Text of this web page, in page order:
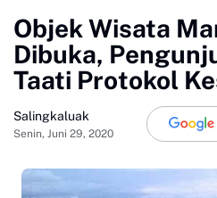
Objek Wisata
Dibuka,
Taati Protokol
Salingkaluak
Senin, Juni 29, 2020